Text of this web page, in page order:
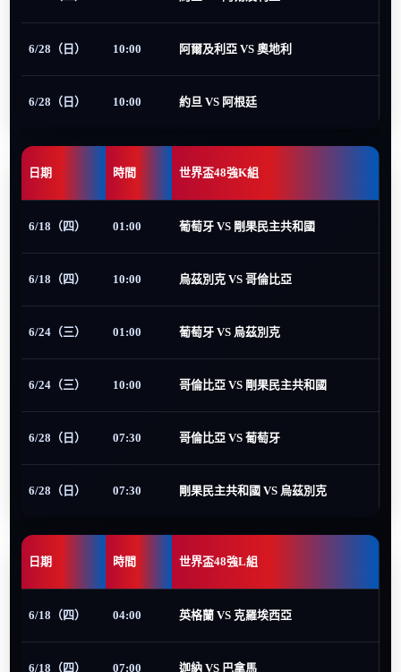
6/28（日） 10:00 阿爾及利亞 VS 奧地利
6/28（日） 10:00 約旦 VS 阿根廷
日期 時間 世界盃48強K組
6/18（四） 01:00 葡萄牙 VS 剛果民主共和國
6/18（四） 10:00 烏茲別克 VS 哥倫比亞
6/24（三） 01:00 葡萄牙 VS 烏茲別克
6/24（三） 10:00 哥倫比亞 VS 剛果民主共和國
6/28（日） 07:30 哥倫比亞 VS 葡萄牙
6/28（日） 07:30 剛果民主共和國 VS 烏茲別克
日期 時間 世界盃48強L組
6/18（四） 04:00 英格蘭 VS 克羅埃西亞
6/18（四） 07:00 迦納 VS 巴拿馬